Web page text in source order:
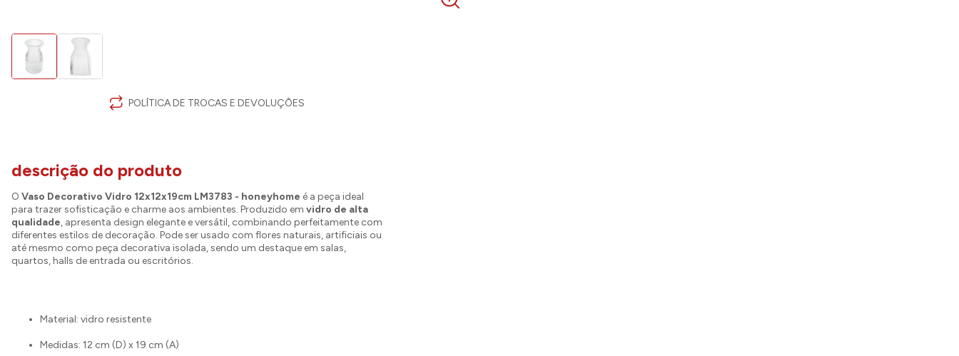
POLÍTICA DE TROCAS E DEVOLUÇÕES
descrição do produto
O Vaso Decorativo Vidro 12x12x19cm LM3783 - honeyhome é a peça ideal
para trazer sofisticação e charme aos ambientes. Produzido em vidro de alta
qualidade, apresenta design elegante e versátil, combinando perfeitamente com
diferentes estilos de decoração. Pode ser usado com flores naturais, artificiais ou
até mesmo como peça decorativa isolada, sendo um destaque em salas,
quartos, halls de entrada ou escritórios.
Material: vidro resistente
Medidas: 12 cm (D) x 19 cm (A)